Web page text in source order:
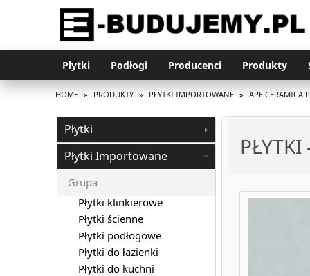
Płytki Podłogi Producenci Produkty
HOME » PRODUKTY » PŁYTKI IMPORTOWANE » APE CERAMICA
PŁYTKI
Płytki
Płytki Importowane
Grupa
Płytki klinkierowe
Płytki ścienne
Płytki podłogowe
Płytki do łazienki
Płytki do kuchni